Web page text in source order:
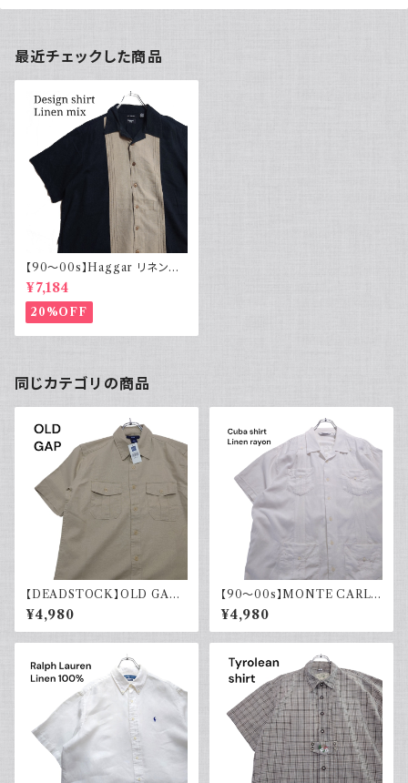
最近チェックした商品
【90～00s】Haggar リネンレ
ーヨン 開襟シャツ ブラック ベー
ジュ
¥7,184
20%OFF
同じカテゴリの商品
【DEADSTOCK】OLD GAP
オールドギャップ コットンリネン
シャツ 半袖 タグ付き 00s 古着
¥4,980
【90～00s】MONTE CARLO
キューバシャツ リネン レーヨン
半袖シャツ ホワイト 白 古着 オ
ープンカラー 開襟
¥4,980